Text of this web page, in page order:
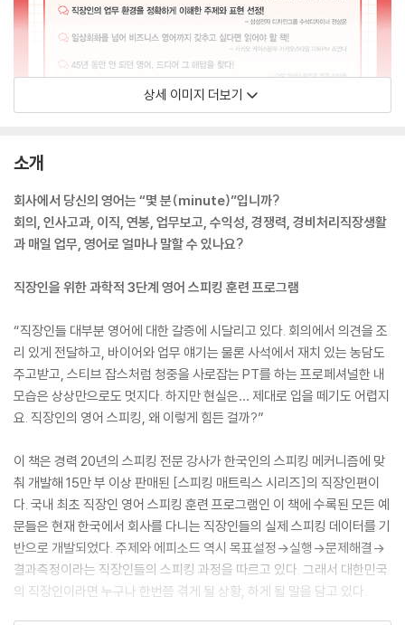
상세 이미지 더보기
소개
회사에서 당신의 영어는 “몇 분(minute)”입니까?
회의, 인사고과, 이직, 연봉, 업무보고, 수익성, 경쟁력, 경비처리직장생활
과 매일 업무, 영어로 얼마나 말할 수 있나요?
직장인을 위한 과학적 3단계 영어 스피킹 훈련 프로그램
“직장인들 대부분 영어에 대한 갈증에 시달리고 있다. 회의에서 의견을 조
리 있게 전달하고, 바이어와 업무 얘기는 물론 사석에서 재치 있는 농담도
주고받고, 스티브 잡스처럼 청중을 사로잡는 PT를 하는 프로페셔널한 내
모습은 상상만으로도 멋지다. 하지만 현실은… 제대로 입을 떼기도 어렵지
요. 직장인의 영어 스피킹, 왜 이렇게 힘든 걸까?”
이 책은 경력 20년의 스피킹 전문 강사가 한국인의 스피킹 메커니즘에 맞
춰 개발해 15만 부 이상 판매된 [스피킹 매트릭스 시리즈]의 직장인편이
다. 국내 최초 직장인 영어 스피킹 훈련 프로그램인 이 책에 수록된 모든 예
문들은 현재 한국에서 회사를 다니는 직장인들의 실제 스피킹 데이터를 기
반으로 개발되었다. 주제와 에피소드 역시 목표설정→실행→문제해결→
결과측정이라는 직장인들의 스피킹 과정을 따르고 있다. 그래서 대한민국
의 직장인이라면 누구나 한번쯤 겪게 될 상황, 하게 될 말을 담고 있다.